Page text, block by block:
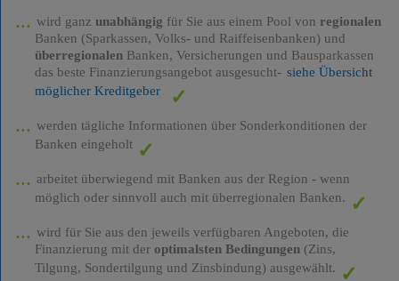
wird ganz unabhängig für Sie aus einem Pool von regionalen
Banken (Sparkassen, Volks- und Raiffeisenbanken) und
überregionalenBanken, Versicherungen und Bausparkassen
das beste Finanzierungsangebot ausgesucht- siehe Übersicht
möglicher Kreditgeber
werden tägliche Informationen über Sonderkonditionen der
Banken eingeholt
arbeitet überwiegend mit Banken aus der Region - wenn
möglich oder sinnvoll auch mit überregionalen Banken.
wird für Sie aus den jeweils verfügbaren Angeboten, die
Finanzierung mit der optimalsten Bedingungen(Zins,
Tilgung, Sondertilgung und Zinsbindung) ausgewählt.